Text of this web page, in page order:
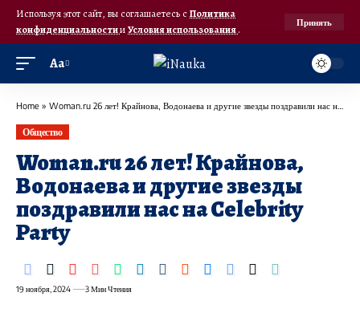
Используя этот сайт, вы соглашаетесь с Политика
конфиденциальностииУсловия использования.
Принять
Аа
Home » Woman.ru 26 лет! Крайнова, Водонаева и другие звезды поздравили нас на Celebrity Party
Общество
Woman.ru 26 лет! Крайнова,
Водонаева и другие звезды
поздравили нас на Celebrity
Party
19 ноября, 2024 3 Мин Чтения